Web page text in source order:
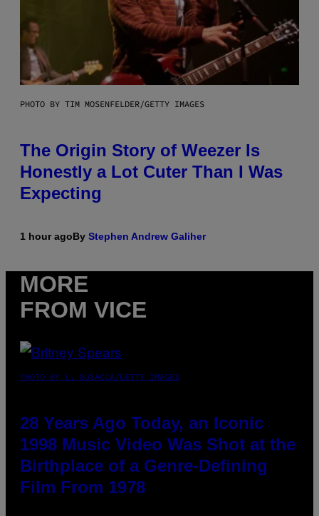
PHOTO BY TIM MOSENFELDER/GETTY IMAGES
The Origin Story of Weezer Is
Honestly a Lot Cuter Than I Was
Expecting
1 hour agoBy Stephen Andrew Galiher
MORE
FROM VICE
PHOTO BY L. BUSACCA/GETTY IMAGES
28 Years Ago Today, an Iconic
1998 Music Video Was Shot at the
Birthplace of a Genre-Defining
Film From 1978